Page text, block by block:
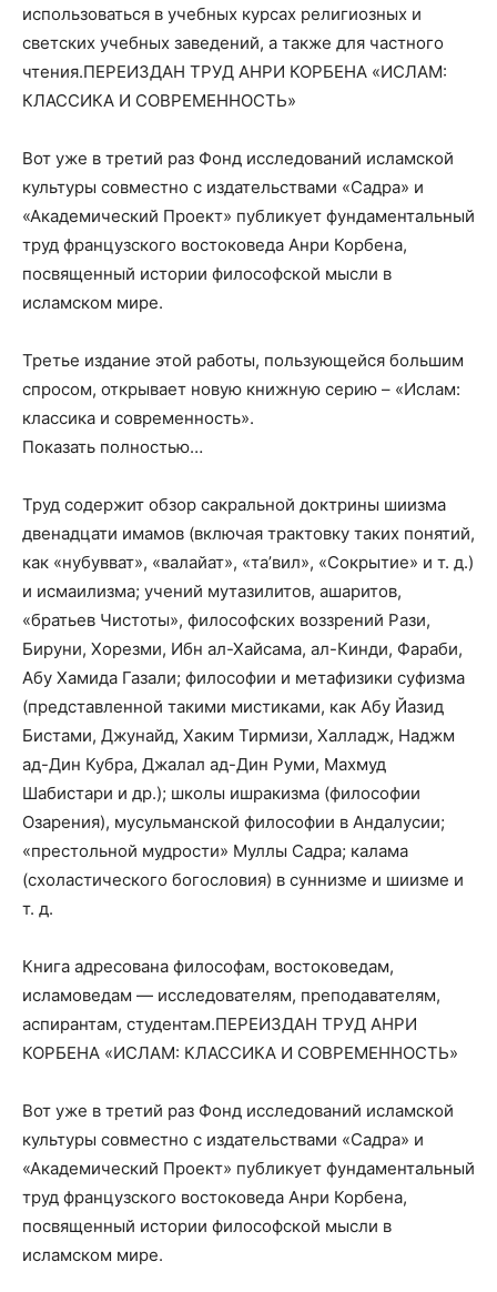
использоваться в учебных курсах религиозных и
светских учебных заведений, а также для частного
чтения.ПЕРЕИЗДАН ТРУД АНРИ КОРБЕНА «ИСЛАМ:
КЛАССИКА И СОВРЕМЕННОСТЬ»
Вот уже в третий раз Фонд исследований исламской
культуры совместно с издательствами «Садра» и
«Академический Проект» публикует фундаментальный
труд французского востоковеда Анри Корбена,
посвященный истории философской мысли в
исламском мире.
Третье издание этой работы, пользующейся большим
спросом, открывает новую книжную серию – «Ислам:
классика и современность».
Показать полностью…
Труд содержит обзор сакральной доктрины шиизма
двенадцати имамов (включая трактовку таких понятий,
как «нубувват», «валайат», «та’вил», «Сокрытие» и т. д.)
и исмаилизма; учений мутазилитов, ашаритов,
«братьев Чистоты», философских воззрений Рази,
Бируни, Хорезми, Ибн ал-Хайсама, ал-Кинди, Фараби,
Абу Хамида Газали; философии и метафизики суфизма
(представленной такими мистиками, как Абу Йазид
Бистами, Джунайд, Хаким Тирмизи, Халладж, Наджм
ад-Дин Кубра, Джалал ад-Дин Руми, Махмуд
Шабистари и др.); школы ишракизма (философии
Озарения), мусульманской философии в Андалусии;
«престольной мудрости» Муллы Садра; калама
(схоластического богословия) в суннизме и шиизме и
т. д.
Книга адресована философам, востоковедам,
исламоведам — исследователям, преподавателям,
аспирантам, студентам.ПЕРЕИЗДАН ТРУД АНРИ
КОРБЕНА «ИСЛАМ: КЛАССИКА И СОВРЕМЕННОСТЬ»
Вот уже в третий раз Фонд исследований исламской
культуры совместно с издательствами «Садра» и
«Академический Проект» публикует фундаментальный
труд французского востоковеда Анри Корбена,
посвященный истории философской мысли в
исламском мире.